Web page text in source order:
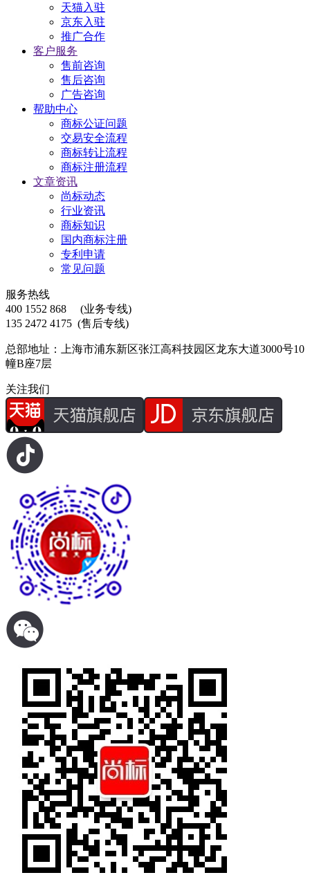
天猫入驻
京东入驻
推广合作
客户服务
售前咨询
售后咨询
广告咨询
帮助中心
商标公证问题
交易安全流程
商标转让流程
商标注册流程
文章资讯
尚标动态
行业资讯
商标知识
国内商标注册
专利申请
常见问题
服务热线
400 1552 868
(业务专线)
135 2472 4175 (售后专线)
总部地址：上海市浦东新区张江高科技园区龙东大道3000号10
幢B座7层
关注我们